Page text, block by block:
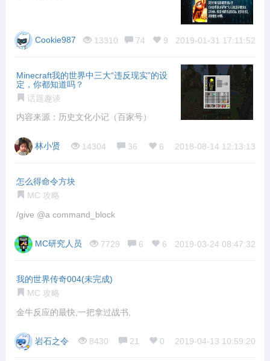
Cookie987 13310 74 9 2019-01-31 17:11:52
Minecraft我的世界中三大“违反现实”的设
定，你都知道吗？
话题趣谈
内容来源：历史文化小记（百家号）
林小贤 14304 36 6 2018-08-14 12:13:13
怎么得命令方块
MC 攻略
/give @a command_block
MC研究人员 7729 6 6 2019-03-24 08:47:32
我的世界传奇004(未完成)
MC 攻略
金牛反应的最快,一把拿过战书,
岩石之令 8430 21 0 2019-04-13 10:59:20